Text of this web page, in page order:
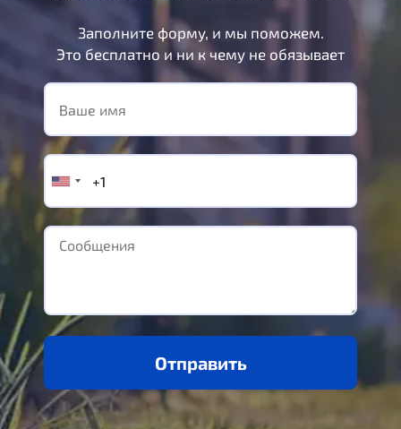
Заполните форму, и мы поможем.
Это бесплатно и ни к чему не обязывает
Отправить